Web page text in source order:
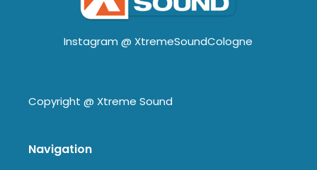
Instagram @ XtremeSoundCologne
Copyright @ Xtreme Sound
Navigation